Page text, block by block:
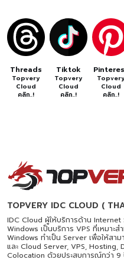
Threads
Topvery
Cloud
คลิก..!
Tiktok
Topvery
Cloud
คลิก..!
Topvery
Cloud
คลิก..!
TOPVERY IDC CLOUD (
IDC Cloud ผู้ให้บริการด้าน Internet
Windows เป็นบริการ VPS ที่เหมาะ
Windows ทำเป็น Server เพื่อให้ส
และ Cloud Server, VPS,
Colocation ด้วยประสบการณ์กว่า 9